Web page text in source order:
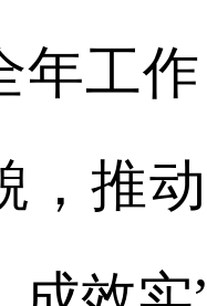
年工
，推